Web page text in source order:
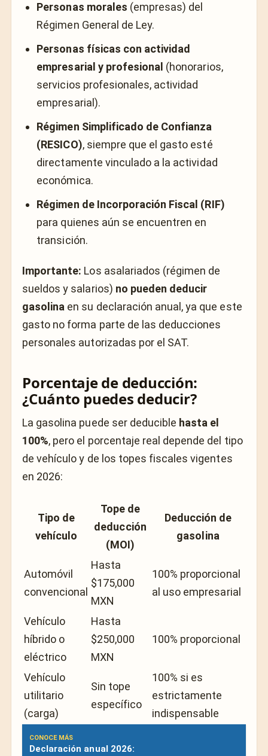
Personas morales (empresas) del
Régimen General de Ley.
Personas físicas con actividad
empresarial y profesional (honorarios,
servicios profesionales, actividad
empresarial).
Régimen Simplificado de Confianza
(RESICO), siempre que el gasto esté
directamente vinculado a la actividad
económica.
Régimen de Incorporación Fiscal (RIF)
para quienes aún se encuentren en
transición.
Importante: Los asalariados (régimen de
sueldos y salarios) no pueden deducir
gasolina en su declaración anual, ya que este
gasto no forma parte de las deducciones
personales autorizadas por el SAT.
Porcentaje de deducción:
¿Cuánto puedes deducir?
La gasolina puede ser deducible hasta el
100%, pero el porcentaje real depende del tipo
de vehículo y de los topes fiscales vigentes
en 2026:
Tipo de
vehículo
Tope de
deducción
(MOI)
Deducción de
gasolina
Automóvil
convencional
Hasta
$175,000
MXN
100% proporcional
al uso empresarial
Vehículo
híbrido o
eléctrico
Hasta
$250,000
MXN
100% proporcional
Vehículo
utilitario
(carga)
Sin tope
específico
100% si es
estrictamente
indispensable
CONOCE MÁS
Declaración anual 2026: